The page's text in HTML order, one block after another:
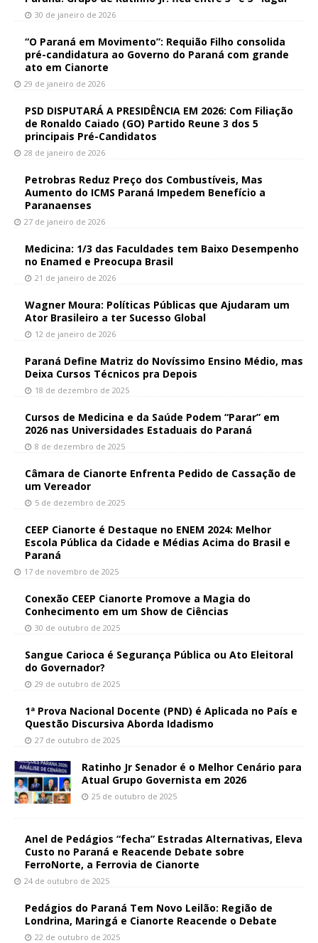
30 de janeiro de 2026
“O Paraná em Movimento”: Requião Filho consolida
pré-candidatura ao Governo do Paraná com grande
ato em Cianorte
29 de janeiro de 2026
PSD DISPUTARÁ A PRESIDÊNCIA EM 2026: Com Filiação
de Ronaldo Caiado (GO) Partido Reune 3 dos 5
principais Pré-Candidatos
28 de janeiro de 2026
Petrobras Reduz Preço dos Combustíveis, Mas
Aumento do ICMS Paraná Impedem Benefício a
Paranaenses
27 de janeiro de 2026
Medicina: 1/3 das Faculdades tem Baixo Desempenho
no Enamed e Preocupa Brasil
21 de janeiro de 2026
Wagner Moura: Políticas Públicas que Ajudaram um
Ator Brasileiro a ter Sucesso Global
12 de janeiro de 2026
Paraná Define Matriz do Novíssimo Ensino Médio, mas
Deixa Cursos Técnicos pra Depois
18 de dezembro de 2025
Cursos de Medicina e da Saúde Podem “Parar” em
2026 nas Universidades Estaduais do Paraná
8 de dezembro de 2025
Câmara de Cianorte Enfrenta Pedido de Cassação de
um Vereador
5 de dezembro de 2025
CEEP Cianorte é Destaque no ENEM 2024: Melhor
Escola Pública da Cidade e Médias Acima do Brasil e
Paraná
17 de novembro de 2025
Conexão CEEP Cianorte Promove a Magia do
Conhecimento em um Show de Ciências
30 de outubro de 2025
Sangue Carioca é Segurança Pública ou Ato Eleitoral
do Governador?
29 de outubro de 2025
1ª Prova Nacional Docente (PND) é Aplicada no País e
Questão Discursiva Aborda Idadismo
27 de outubro de 2025
Ratinho Jr Senador é o Melhor Cenário para
Atual Grupo Governista em 2026
25 de outubro de 2025
Anel de Pedágios “fecha” Estradas Alternativas, Eleva
Custo no Paraná e Reacende Debate sobre
FerroNorte, a Ferrovia de Cianorte
24 de outubro de 2025
Pedágios do Paraná Tem Novo Leilão: Região de
Londrina, Maringá e Cianorte Reacende o Debate
22 de outubro de 2025